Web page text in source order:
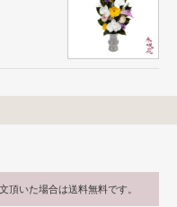
頂いた場合は送料無料です。